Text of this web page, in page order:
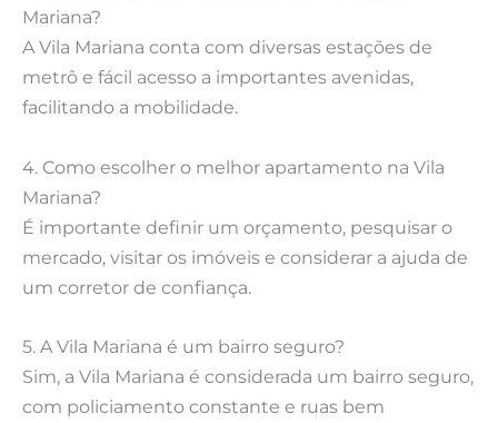
Mariana?
A Vila Mariana conta com diversas estações de
metrô e fácil acesso a importantes avenidas,
facilitando a mobilidade.
4. Como escolher o melhor apartamento na Vila
Mariana?
É importante definir um orçamento, pesquisar o
mercado, visitar os imóveis e considerar a ajuda de
um corretor de confiança.
5. A Vila Mariana é um bairro seguro?
Sim, a Vila Mariana é considerada um bairro seguro,
com policiamento constante e ruas bem